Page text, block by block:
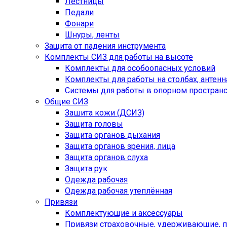
Педали
Фонари
Шнуры, ленты
Защита от падения инструмента
Комплекты СИЗ для работы на высоте
Комплекты для особоопасных условий
Комплекты для работы на столбах,
Системы для работы в опорном
Общие СИЗ
Зашита кожи (ДСИЗ)
Защита головы
Защита органов дыхания
Защита органов зрения, лица
Защита органов слуха
Защита рук
Одежда рабочая
Одежда рабочая утеплённая
Привязи
Комплектующие и аксессуары
Привязи страховочные, удерживающие,